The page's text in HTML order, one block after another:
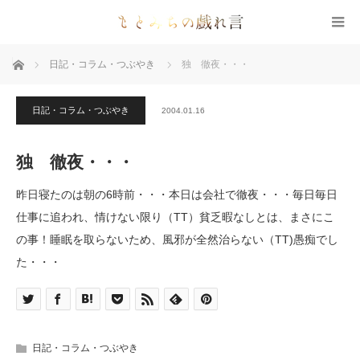
ホーム 日記・コラム・つぶやき 独 徹夜・・・
日記・コラム・つぶやき 2004.01.16
独 徹夜・・・
昨日寝たのは朝の6時前・・・本日は会社で徹夜・・・毎日毎日
仕事に追われ、情けない限り（TT）貧乏暇なしとは、まさにこ
の事！睡眠を取らないため、風邪が全然治らない（TT)愚痴でし
た・・・
日記・コラム・つぶやき